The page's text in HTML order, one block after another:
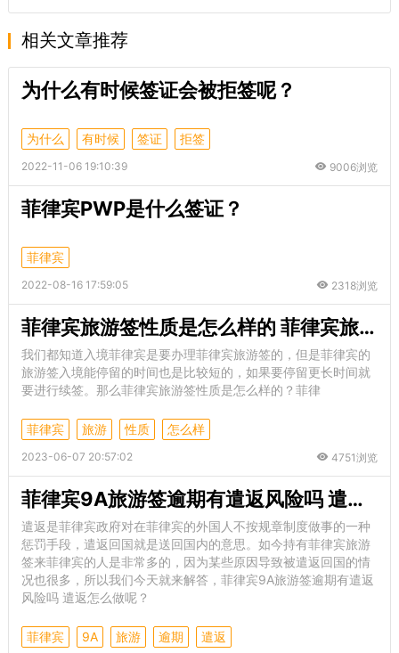
相关文章推荐
为什么有时候签证会被拒签呢？
为什么 有时候 签证 拒签
2022-11-06 19:10:39 9006浏览
菲律宾PWP是什么签证？
菲律宾
2022-08-16 17:59:05 2318浏览
菲律宾旅游签性质是怎么样的 菲律宾旅游签续签次数是多少
我们都知道入境菲律宾是要办理菲律宾旅游签的，但是菲律宾的
旅游签入境能停留的时间也是比较短的，如果要停留更长时间就
要进行续签。那么菲律宾旅游签性质是怎么样的？菲律
菲律宾 旅游 性质 怎么样
2023-06-07 20:57:02 4751浏览
菲律宾9A旅游签逾期有遣返风险吗 遣返怎么做呢
遣返是菲律宾政府对在菲律宾的外国人不按规章制度做事的一种
惩罚手段，遣返回国就是送回国内的意思。如今持有菲律宾旅游
签来菲律宾的人是非常多的，因为某些原因导致被遣返回国的情
况也很多，所以我们今天就来解答，菲律宾9A旅游签逾期有遣返
风险吗 遣返怎么做呢？
菲律宾 9A 旅游 逾期 遣返